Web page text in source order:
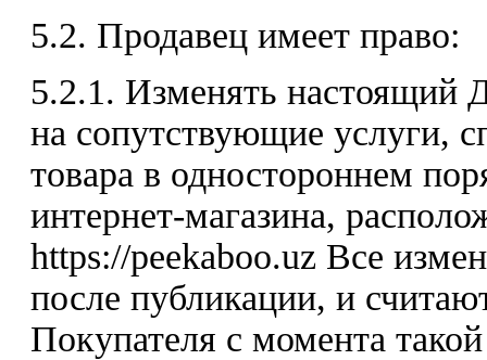
5.2. Продавец имеет право:
5.2.1. Изменять настоящий
на сопутствующие услуги,
товара в одностороннем
интернет-магазина,
https://peekaboo.uz Все
после публикации, и
Покупателя с момента